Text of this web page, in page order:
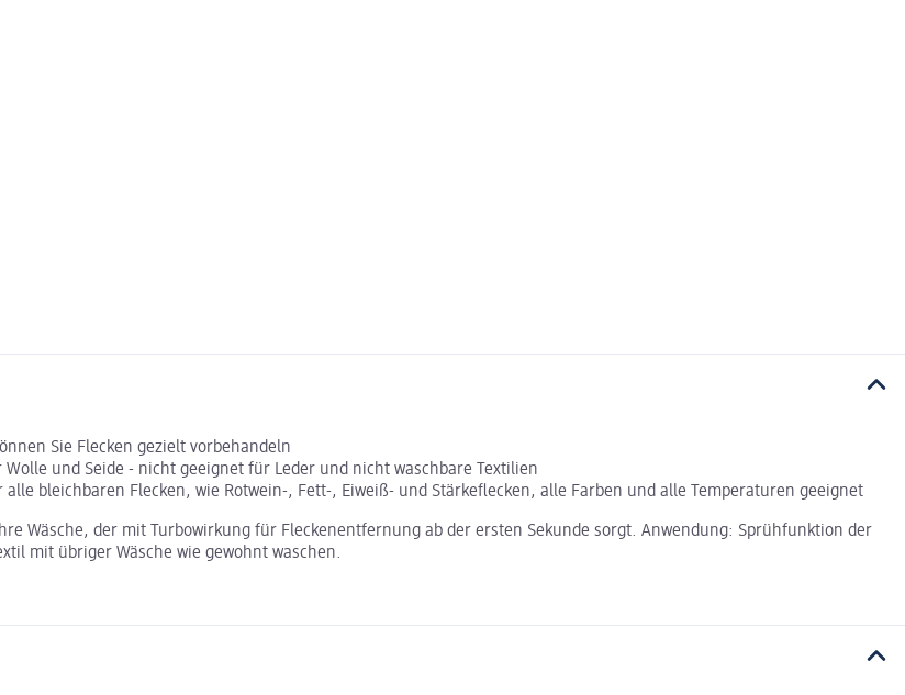
Sie Flecken gezielt vorbehandeln
und Seide - nicht geeignet für Leder und nicht waschbare Textilien
bleichbaren Flecken, wie Rotwein-, Fett-, Eiweiß- und Stärkeflecken, alle Farben und alle Temperaturen geeignet
Wäsche, der mit Turbowirkung für Fleckenentfernung ab der ersten Sekunde sorgt. Anwendung: Sprühfunktion der
mit übriger Wäsche wie gewohnt waschen.